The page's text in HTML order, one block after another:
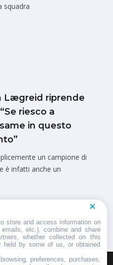
squadra
Lægreid riprende
riesco a
in questo
un campione di
è infatti anche un
store and access information on
etc.), combine and share
whether collected on this
held by some of us, or obtained
preferences, purchases,